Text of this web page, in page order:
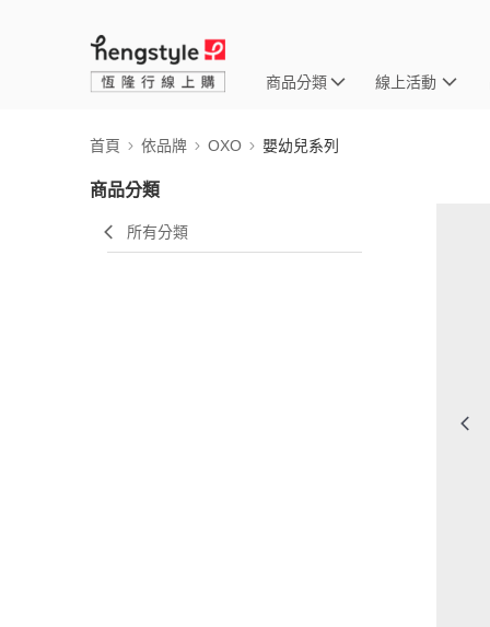
商品分類 線上活動
首頁 依品牌 OXO 嬰幼兒系列
商品分類
所有分類